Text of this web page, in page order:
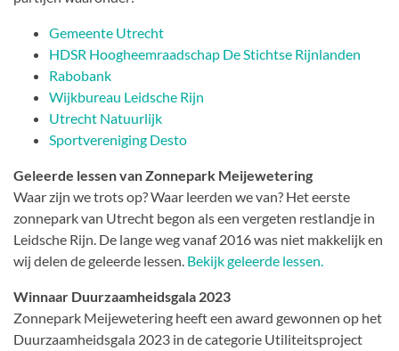
Gemeente Utrecht
HDSR Hoogheemraadschap De Stichtse Rijnlanden
Rabobank
Wijkbureau Leidsche Rijn
Utrecht Natuurlijk
Sportvereniging Desto
Geleerde lessen van Zonnepark Meijewetering
Waar zijn we trots op? Waar leerden we van? Het eerste
zonnepark van Utrecht begon als een vergeten restlandje in
Leidsche Rijn. De lange weg vanaf 2016 was niet makkelijk en
wij delen de geleerde lessen. Bekijk geleerde lessen.
Winnaar Duurzaamheidsgala 2023
Zonnepark Meijewetering heeft een award gewonnen op het
Duurzaamheidsgala 2023 in de categorie Utiliteitsproject